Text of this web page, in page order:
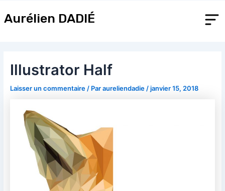
auAurélien DADIÉ
Illustrator Half
Laisser un commentaire / Paraureliendadie /janvier 15, 2018
des